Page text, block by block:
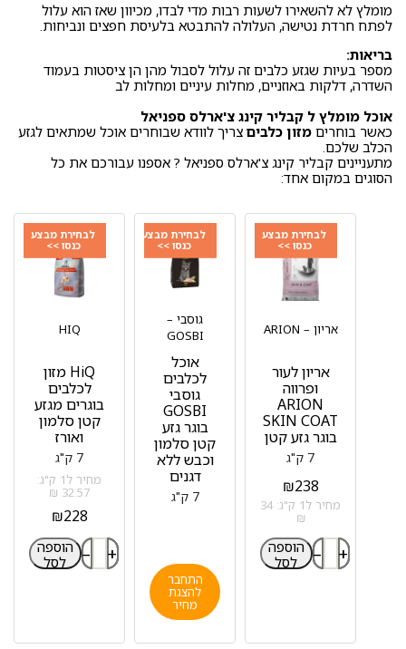
מומלץ לא להשאירו לשעות רבות מדי לבדו, מכיוון שאז הוא עלול
לפתח חרדת נטישה, העלולה להתבטא בלעיסת חפצים ונביחות.
בריאות:
מספר בעיות שגזע כלבים זה עלול לסבול מהן הן ציסטות בעמוד
השדרה, דלקות באוזניים, מחלות עיניים ומחלות לב
אוכל מומלץ ל קבליר קינג צ'ארלס ספניאל
כאשר בוחרים מזון כלבים צריך לוודא שבוחרים אוכל שמתאים לגזע
הכלב שלכם.
מתעניינים קבליר קינג צ'ארלס ספניאל ? אספנו עבורכם את כל
הסוגים במקום אחד:
לבחירת מבצע
כנסו >>
אריון – ARION
אריון לעור
ופרווה
ARION
SKIN COAT
בוגר גזע קטן
7 ק"ג
₪238
מחיר ל1 ק"ג: 34
₪
– +
הוספה
לסל
לבחירת מבצע
כנסו >>
גוסבי –
GOSBI
אוכל
לכלבים
גוסבי
GOSBI
בוגר גזע
קטן סלמון
וכבש ללא
דגנים
7 ק"ג
התחבר
להצגת
מחיר
לבחירת מבצע
כנסו >>
HIQ
HiQ מזון
לכלבים
בוגרים מגזע
קטן סלמון
ואורז
7 ק"ג
מחיר ל1 ק"ג:
32.57 ₪
₪228
– +
הוספה
לסל